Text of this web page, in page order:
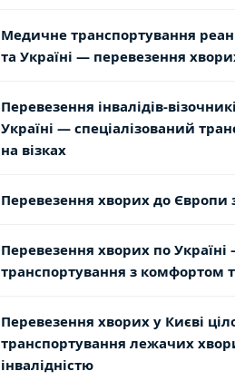
Медичне транспортування
та Україні — перевезення
Перевезення інвалідів-
Україні — спеціалізований
на візках
Перевезення хворих до Європи
Перевезення хворих по
транспортування з комфортом
Перевезення хворих у Києві
транспортування лежачих
інвалідністю